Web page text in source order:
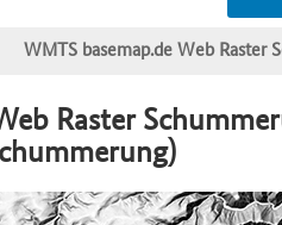
WMTS basemap.de Web Raster
Raster